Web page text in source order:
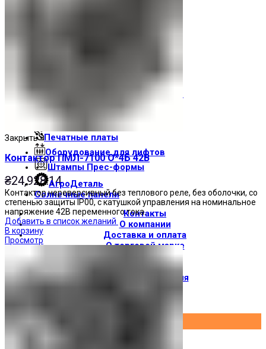
Электрощитовое оборудование
Трансформаторы
Печатные платы
Оборудование для лифтов
Штампы Прес-формы
АгроДеталь
Солнечные панели
Контакты
О компании
Доставка и оплата
О торговой марке
Где купить
Новости
Вход / Регистрация
Закрыть
Контактор ПМЛ-7100 О*4Б 42В
₴24,928.14
Контактор нереверсивный без теплового реле, без оболочки, со
степенью защиты IP00, с катушкой управления на номинальное
напряжение 42В переменного тока.
Добавить в список желаний
В корзину
Просмотр